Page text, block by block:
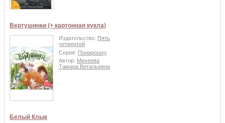
Вертушинки (+ картонная кукла)
Издательство: Пять
четвертей
Серия: Понарошку
Автор: Михеева
Тамара Витальевна
Белый Клык